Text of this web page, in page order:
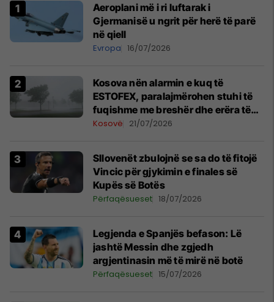
Aeroplani më i ri luftarak i
Gjermanisë u ngrit për herë të parë
në qiell
Evropa 16/07/2026
Kosova nën alarmin e kuq të
ESTOFEX, paralajmërohen stuhi të
fuqishme me breshër dhe erëra të
forta
Kosovë 21/07/2026
Sllovenët zbulojnë se sa do të fitojë
Vincic për gjykimin e finales së
Kupës së Botës
Përfaqësueset 18/07/2026
Legjenda e Spanjës befason: Lë
jashtë Messin dhe zgjedh
argjentinasin më të mirë në botë
Përfaqësueset 15/07/2026